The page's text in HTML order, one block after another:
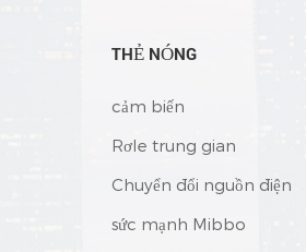
THẺ NÓNG
cảm biến
Rơle trung gian
Chuyển đổi nguồn điện
sức mạnh Mibbo